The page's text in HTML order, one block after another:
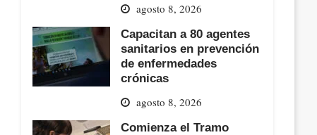
agosto 8, 2026
Capacitan a 80 agentes
sanitarios en prevención
de enfermedades
crónicas
agosto 8, 2026
Comienza el Tramo